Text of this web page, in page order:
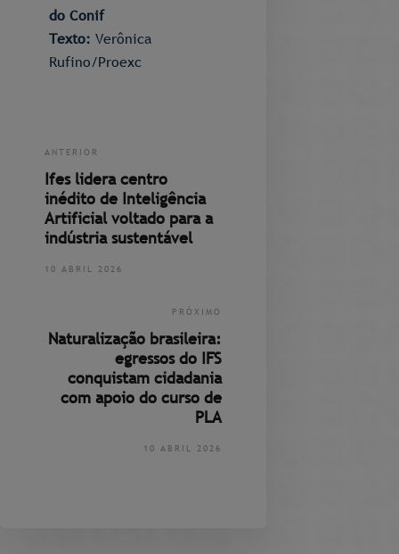
do Conif
Texto: Verônica
Rufino/Proexc
ANTERIOR
Ifes lidera centro
inédito de Inteligência
Artificial voltado para a
indústria sustentável
10 ABRIL 2026
PRÓXIMO
Naturalização brasileira:
egressos do IFS
conquistam cidadania
com apoio do curso de
PLA
10 ABRIL 2026